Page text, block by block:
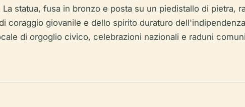
statua, fusa in bronzo e posta su un piedistallo di pietra,
coraggio giovanile e dello spirito duraturo
di orgoglio civico, celebrazioni nazionali e raduni